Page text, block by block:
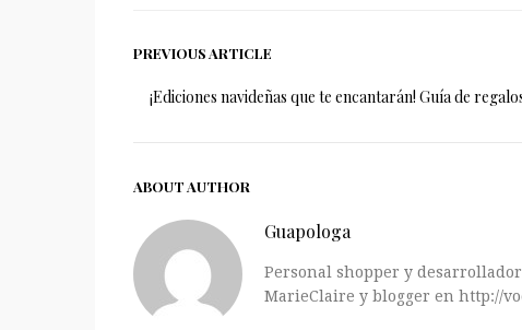
PREVIOUS ARTICLE
¡Ediciones navideñas que te encantarán! Guía de
ABOUT AUTHOR
Guapologa
Personal shopper y
MarieClaire y blogger en http://